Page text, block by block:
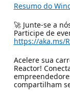
Resumo do
🚀 Junte-se a
Participe de
https://aka.ms/
Acelere sua
Reactor!
compartilham